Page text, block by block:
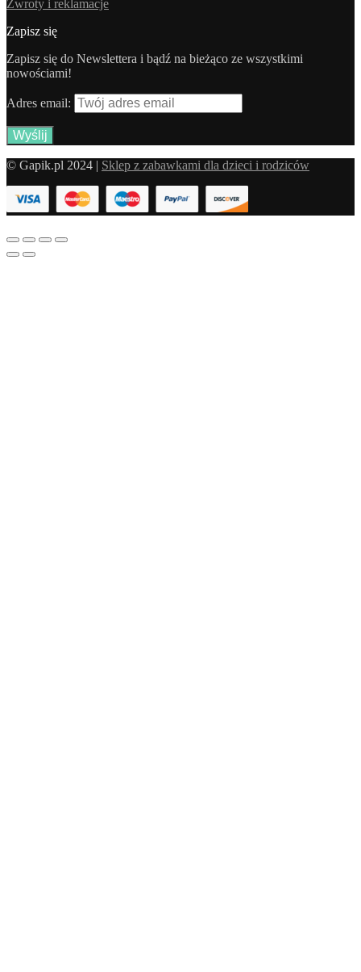
Zwroty i reklamacje
Zapisz się
Zapisz się do Newslettera i bądź na bieżąco ze wszystkimi
nowościami!
Adres email:
© Gapik.pl 2024 | Sklep z zabawkami dla dzieci i rodziców